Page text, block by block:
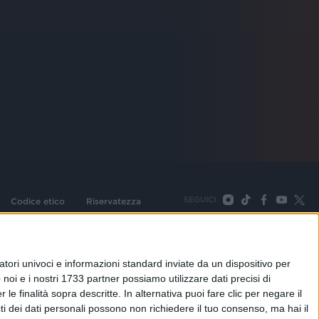
univoci e informazioni standard inviate da un dispositivo per
e i nostri 1733 partner possiamo utilizzare dati precisi di
le finalità sopra descritte. In alternativa puoi fare clic per negare il
dei dati personali possono non richiedere il tuo consenso, ma hai il
Codice etico Riservatezza SEGUICI